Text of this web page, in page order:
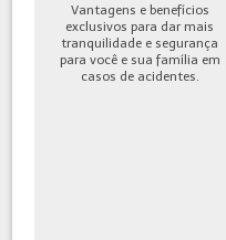
Vantagens e benefícios
exclusivos para dar mais
tranquilidade e segurança
para você e sua família em
casos de acidentes.